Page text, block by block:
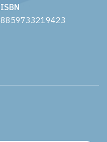
ISBN
8859733219423